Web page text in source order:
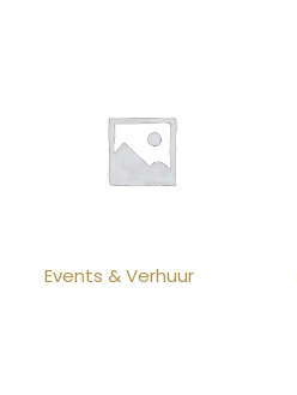
Events & Verhuur